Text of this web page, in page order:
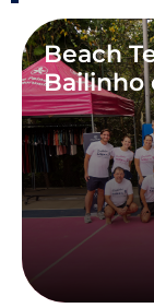
Beach
Bailinho